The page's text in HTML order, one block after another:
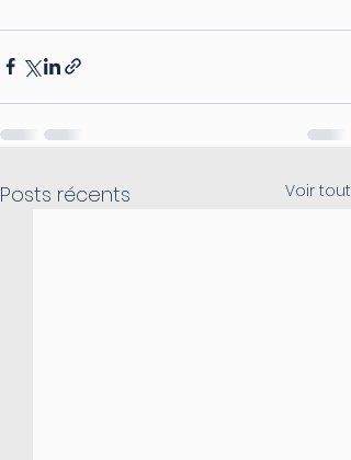
Posts récents Voir tout